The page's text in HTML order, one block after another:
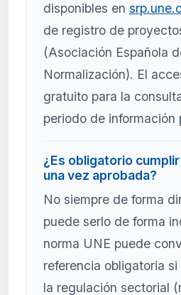
disponibles en
de registro de
(Asociación Española
Normalización). El
gratuito para la
periodo de información
¿Es obligatorio cumplir
una vez aprobada?
No siempre de forma
puede serlo de forma
norma UNE puede
referencia obligatoria
la regulación sectorial